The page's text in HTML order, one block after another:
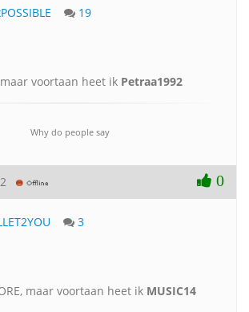
19
voortaan heet ik Petraa1992
Why do people say
0
3
maar voortaan heet ik MUSIC14